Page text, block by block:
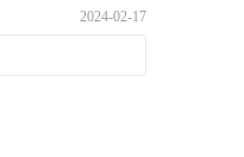
2024-02-17